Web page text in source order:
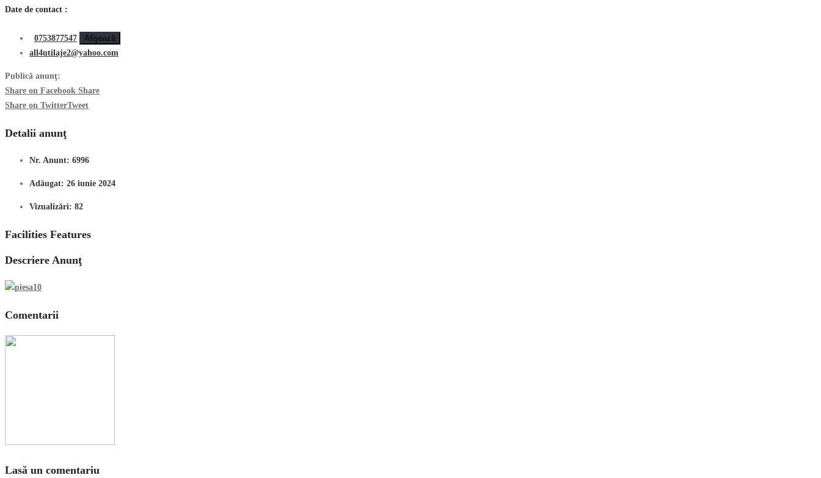
Date de contact :
0753877547
Afişează
all4utilaje2@yahoo.com
Publică anunţ:
Share on Facebook Share
Share on TwitterTweet
Detalii anunţ
Nr. Anunt: 6996
Adăugat: 26 iunie 2024
Vizualizări: 82
Facilities Features
Descriere Anunţ
Comentarii
Lasă un comentariu